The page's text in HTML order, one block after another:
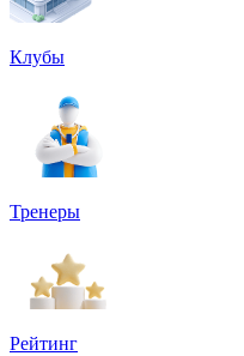
Клубы
Тренеры
Рейтинг